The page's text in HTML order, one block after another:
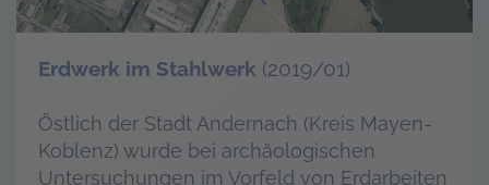
Erdwerk im Stahlwerk (2019/01)
Östlich der Stadt Andernach (Kreis Mayen-
Koblenz) wurde bei archäologischen
Untersuchungen im Vorfeld von Erdarbeiten